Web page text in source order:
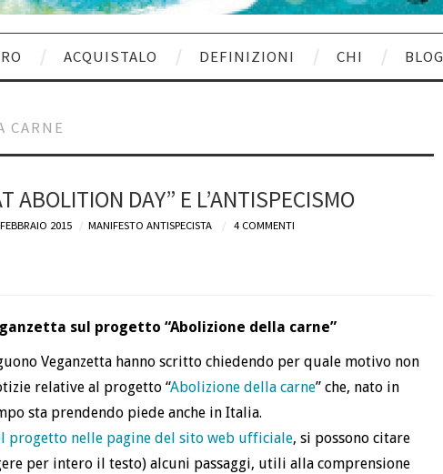
ACQUISTALO DEFINIZIONI CHI BLOG
CARNE
ABOLITION DAY” E L’ANTISPECISMO
2015 MANIFESTO ANTISPECISTA 4 COMMENTI
sul progetto “Abolizione della carne”
Veganzetta hanno scritto chiedendo per quale motivo non
relative al progetto “Abolizione della carne” che, nato in
sta prendendo piede anche in Italia.
progetto nelle pagine del sito web ufficiale, si possono citare
per intero il testo) alcuni passaggi, utili alla comprensione